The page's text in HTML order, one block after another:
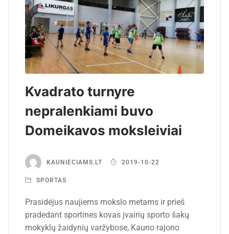
Kvadrato turnyre
nepralenkiami buvo
Domeikavos moksleiviai
KAUNIECIAMS.LT 2019-10-22
SPORTAS
Prasidėjus naujiems mokslo metams ir prieš
pradedant sportines kovas įvairių sporto šakų
mokyklų žaidynių varžybose, Kauno rajono